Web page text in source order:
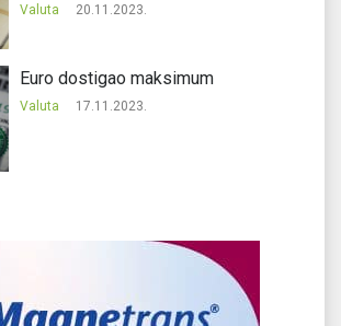
Valuta 20.11.2023.
Еuro dostigao maksimum
Valuta 17.11.2023.